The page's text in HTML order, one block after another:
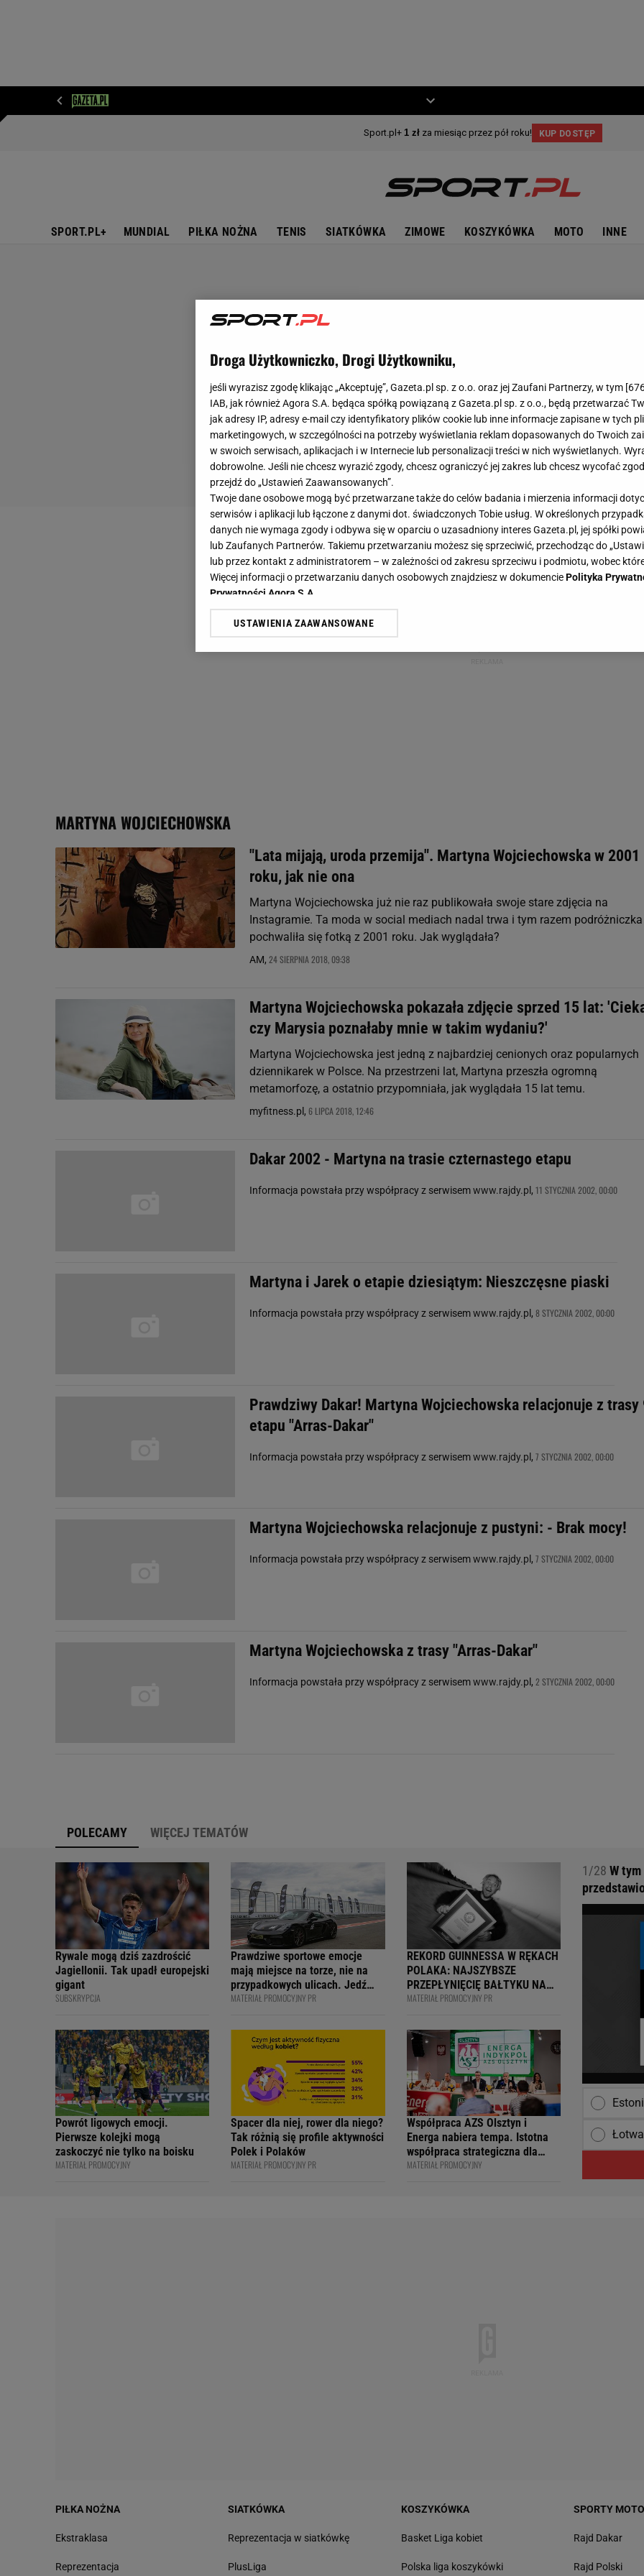
SPORT.PL+ MUNDIAL PIŁKA NOŻNA TENIS SIATKÓWKA ZIMOWE KOSZYKÓWKA MOTO INNE
MARTYNA WOJCIECHOWSKA
"Lata mijają, uroda przemija". Martyna Wojciechowska w 2001
roku, jak nie ona
Martyna Wojciechowska już nie raz publikowała swoje stare zdjęcia na
Instagramie. Ta moda w social mediach nadal trwa i tym razem podróżniczka
pochwaliła się fotką z 2001 roku. Jak wyglądała?
AM, 24 SIERPNIA 2018, 09:38
Martyna Wojciechowska pokazała zdjęcie sprzed 15 lat:
czy Marysia poznałaby mnie w takim wydaniu?'
Martyna Wojciechowska jest jedną z najbardziej cenionych oraz popularnych
dziennikarek w Polsce. Na przestrzeni lat, Martyna przeszła ogromną
metamorfozę, a ostatnio przypomniała, jak wyglądała 15 lat temu.
myfitness.pl, 6 LIPCA 2018, 12:46
Dakar 2002 - Martyna na trasie czternastego etapu
Informacja powstała przy współpracy z serwisemwww.rajdy.pl , 11 STYCZNIA 2002, 00:00
Martyna i Jarek o etapie dziesiątym: Nieszczęsne piaski
Informacja powstała przy współpracy z serwisemwww.rajdy.pl , 8 STYCZNIA 2002, 00:00
Prawdziwy Dakar! Martyna Wojciechowska relacjonuje z trasy
etapu "Arras-Dakar"
Informacja powstała przy współpracy z serwisemwww.rajdy.pl , 7 STYCZNIA 2002, 00:00
Martyna Wojciechowska relacjonuje z pustyni: - Brak mocy!
Informacja powstała przy współpracy z serwisemwww.rajdy.pl , 7 STYCZNIA 2002, 00:00
Martyna Wojciechowska z trasy "Arras-Dakar"
Informacja powstała przy współpracy z serwisemwww.rajdy.pl , 2 STYCZNIA 2002, 00:00
POLECAMY WIĘCEJ TEMATÓW
Rywale mogą dziś zazdrościć
Jagiellonii. Tak upadł europejski
gigant
SUBSKRYPCJA
Prawdziwe sportowe emocje
mają miejsce na torze, nie na
przypadkowych ulicach. Jedź
bezpiecznie - apelują
internetowi twórcy na 4F Racing
Academy
MATERIAŁ PROMOCYJNY PR
REKORD GUINNESSA W RĘKACH
POLAKA: NAJSZYBSZE
PRZEPŁYNIĘCIĘ BAŁTYKU NA
DESCE WINDSURFINGOWEJ -
KSIĘGI
MATERIAŁ PROMOCYJNY PR
Powrót ligowych emocji.
Pierwsze kolejki mogą
zaskoczyć nie tylko na boisku
MATERIAŁ PROMOCYJNY
Spacer dla niej, rower dla niego?
Tak różnią się profile aktywności
Polek i Polaków
MATERIAŁ PROMOCYJNY PR
Współpraca AZS Olsztyn i
Energa nabiera tempa. Istotna
współpraca strategiczna dla
siatkarskiego klubu i marki
MATERIAŁ PROMOCYJNY
1/28 W
Łotwa
PIŁKA NOŻNA
Ekstraklasa
Reprezentacja
SIATKÓWKA
Reprezentacja w siatkówkę
PlusLiga
KOSZYKÓWKA
Basket Liga kobiet
Polska liga koszykówki
SPORTY
Rajd Dakar
Rajd Polski
Droga Użytkowniczko, Drogi Użytkowniku,
jeśli wyrazisz zgodę klikając „Akceptuję”, Gazeta.pl sp. z o.o. oraz jej Zaufani Partnerzy, w tym [
IAB, jak również Agora S.A. będąca spółką powiązaną z Gazeta.pl sp. z o.o., będą przetwarzać
jak adresy IP, adresy e-mail czy identyfikatory plików cookie lub inne informacje zapisane w tych
marketingowych, w szczególności na potrzeby wyświetlania reklam dopasowanych do Twoich
w swoich serwisach, aplikacjach i w Internecie lub personalizacji treści w nich wyświetlanych.
dobrowolne. Jeśli nie chcesz wyrazić zgody, chcesz ograniczyć jej zakres lub chcesz wycofać
przejdź do „Ustawień Zaawansowanych”.
Twoje dane osobowe mogą być przetwarzane także do celów badania i mierzenia informacji
serwisów i aplikacji lub łączone z danymi dot. świadczonych Tobie usług. W określonych
danych nie wymaga zgody i odbywa się w oparciu o uzasadniony interes Gazeta.pl, jej spółki
lub Zaufanych Partnerów. Takiemu przetwarzaniu możesz się sprzeciwić, przechodząc do
lub przez kontakt z administratorem – w zależności od zakresu sprzeciwu i podmiotu, wobec
Więcej informacji o przetwarzaniu danych osobowych znajdziesz w dokumenciePolityka
Prywatności Agora S.A.
Klikając „Akceptuję” wyrażasz też zgodę na zainstalowanie i przechowywanie plików cookie
Zaufanych Partnerów i Agora S.A. na Twoim urządzeniu końcowym. Możesz w każdej chwili
USTAWIENIA ZAAWANSOWANE